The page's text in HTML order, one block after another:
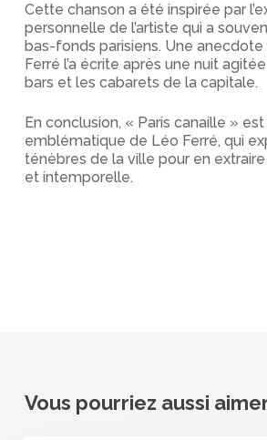
Cette chanson a été inspirée par
personnelle de l’artiste qui a
bas-fonds parisiens. Une
Ferré l’a écrite après une nuit
bars et les cabarets de la capitale.
En conclusion, « Paris canaille »
emblématique de Léo Ferré, qui
ténèbres de la ville pour en
et intemporelle.
Vous pourriez aussi